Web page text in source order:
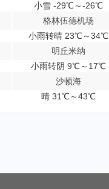
小雪 -29℃～-26℃
格林伍德机场
小雨转晴 23℃～34℃
明丘米纳
小雨转阴 9℃～17℃
沙顿海
晴 31℃～43℃